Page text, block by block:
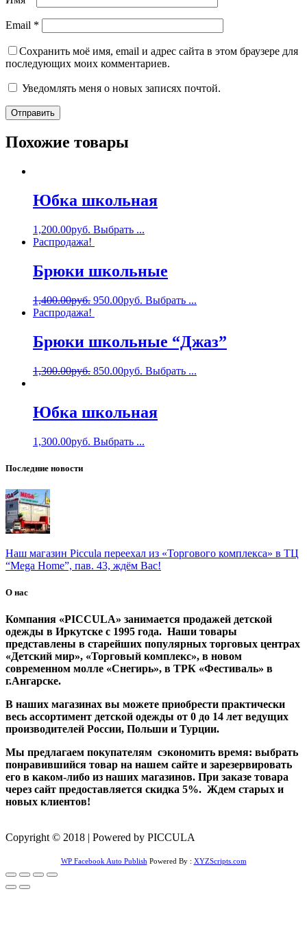
Email *
Сохранить моё имя, email и адрес сайта в этом браузере для
последующих моих комментариев.
Уведомлять меня о новых записях почтой.
Похожие товары
Юбка школьная
1,200.00руб. Выбрать ...
Распродажа!
Брюки школьные
1,400.00руб. 950.00руб. Выбрать ...
Распродажа!
Брюки школьные “Джаз”
1,300.00руб. 850.00руб. Выбрать ...
Юбка школьная
1,300.00руб. Выбрать ...
Последние новости
Наш магазин Piccula переехал из «Торгового комплекса» в ТЦ
“Mega Home”, пав. 43, ждём Вас!
О нас
Компания «PICCULA» занимается продажей детской
одежды в Иркутске с 1995 года. Наши товары
представлены в старейших популярных торговых центрах
«Детский мир», «Торговый комплекс», в новом
современном молле «Снегирь», в ТРК «Фестиваль» в
г.Ангарске.
В наших магазинах вы можете приобрести практически
весь ассортимент детской одежды от 0 до 14 лет ведущих
производителей России, Польши и Турции.
Мы предлагаем покупателям сэкономить время: выбрать
понравившийся товар на нашем сайте и зарезервировать
его в каком-либо из наших магазинов. При заказе товара
через сайт предоставляется скидка 5%. Ждем старых и
новых клиентов!
Copyright © 2018 | Powered by PICCULA
WP Facebook Auto Publish Powered By : XYZScripts.com